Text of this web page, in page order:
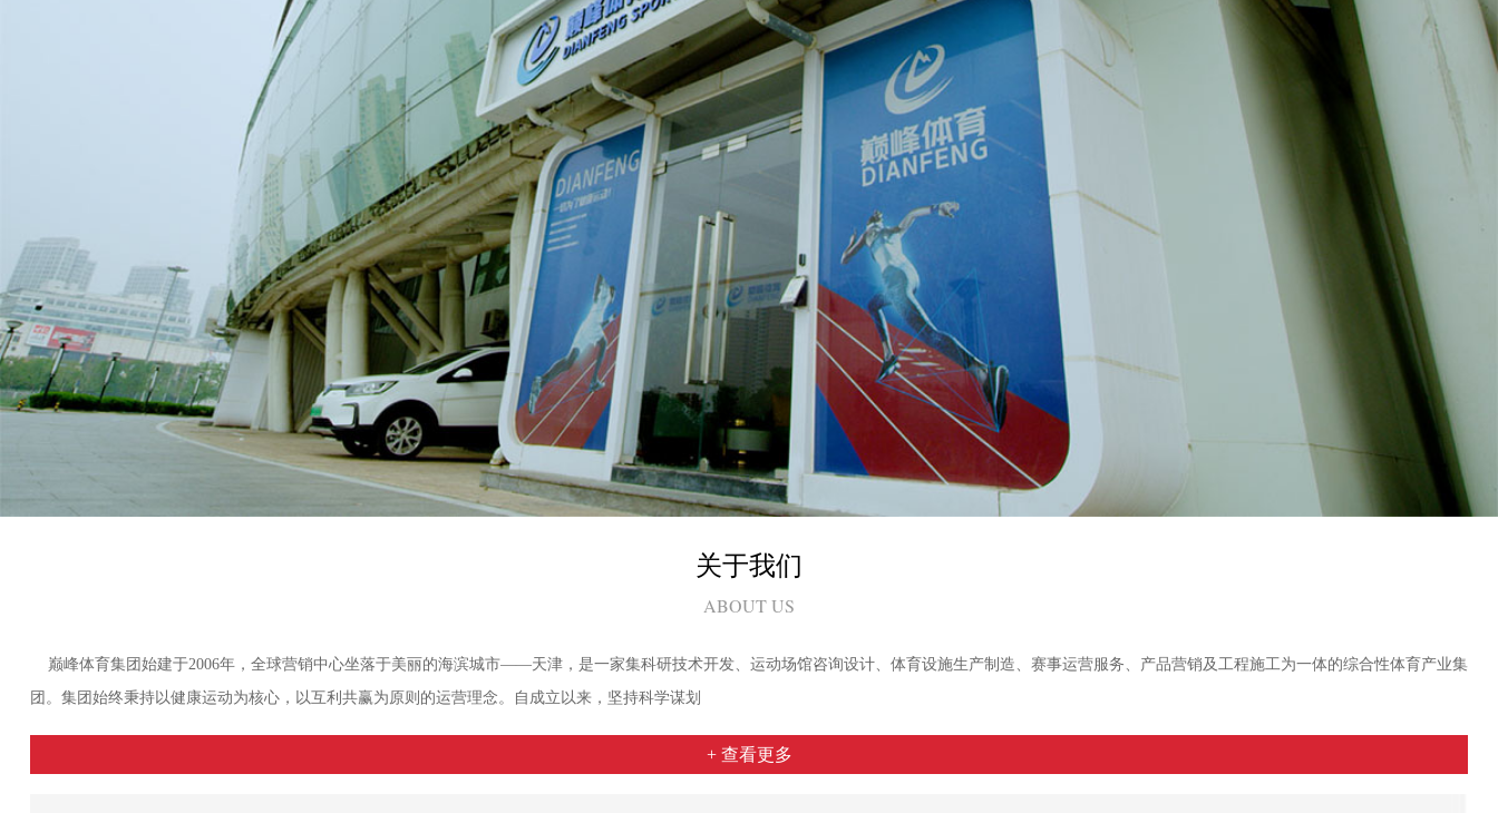
关于我们
ABOUT US
巅峰体育集团始建于2006年，全球营销中心坐落于美丽的海滨城市——天津，是一家集科研技术开发、运动场馆咨询设计、体育设施生产制造、赛事运营服务、产品营销及工程施工为一体的综合性体育产业集
团。集团始终秉持以健康运动为核心，以互利共赢为原则的运营理念。自成立以来，坚持科学谋划
+ 查看更多